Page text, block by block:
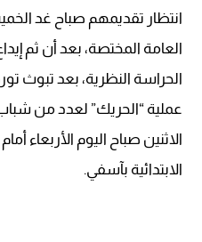
العامة المختصة، بعد أن ثم
الحراسة النظرية، بعد تبوث
عملية “الحريك” لعدد من
الاثنين صباح اليوم الأربعاء
الابتدائية بآسفي.